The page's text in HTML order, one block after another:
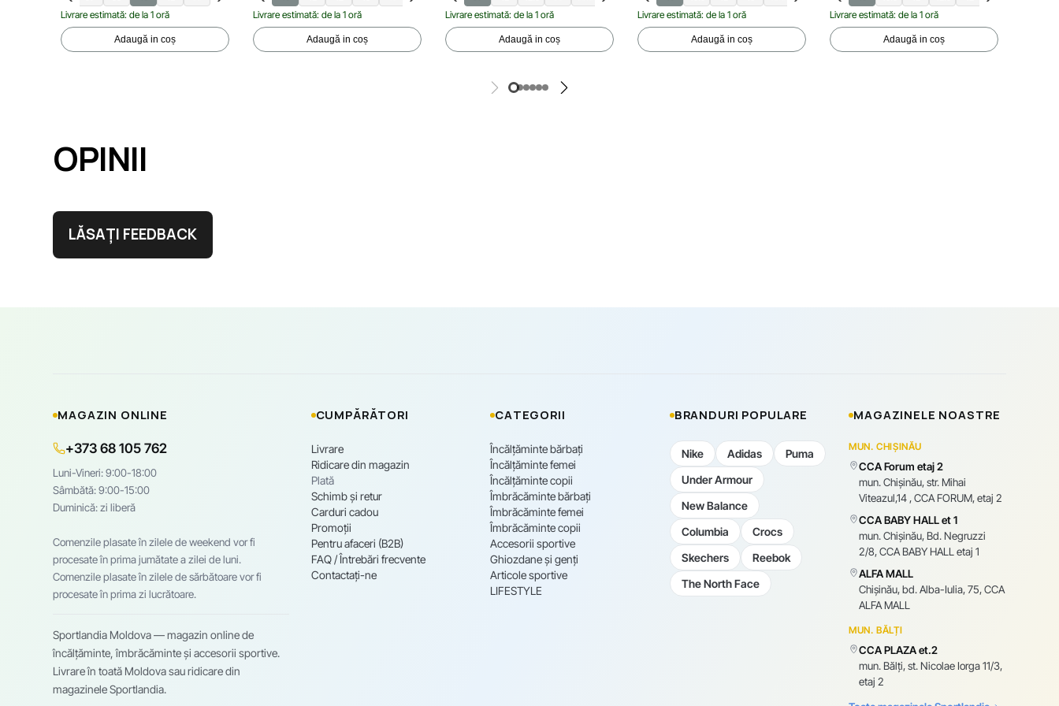
Livrare estimată: de la 1 oră
Adaugă in coș
Livrare estimată: de la 1 oră
Adaugă in coș
Livrare estimată: de la 1 oră
Adaugă in coș
Livrare estimată: de la 1 oră
Adaugă in coș
Livrare estimată: de la 1 oră
Adaugă in coș
OPINII
LĂSAȚI FEEDBACK
MAGAZIN ONLINE
+373 68 105 762
Luni-Vineri: 9:00-18:00
Sâmbătă: 9:00-15:00
Duminică: zi liberă
Comenzile plasate în zilele de weekend vor fi
procesate în prima jumătate a zilei de luni.
Comenzile plasate în zilele de sărbătoare vor fi
procesate în prima zi lucrătoare.
Sportlandia Moldova — magazin online de
încălțăminte, îmbrăcăminte și accesorii sportive.
Livrare în toată Moldova sau ridicare din
magazinele Sportlandia.
CUMPĂRĂTORI
Livrare
Ridicare din magazin
Plată
Schimb și retur
Carduri cadou
Promoții
Pentru afaceri (B2B)
FAQ / Întrebări frecvente
Contactați-ne
CATEGORII
Încălțăminte bărbați
Încălțăminte femei
Încălțăminte copii
Îmbrăcăminte bărbați
Îmbrăcăminte femei
Îmbrăcăminte copii
Accesorii sportive
Ghiozdane și genți
Articole sportive
LIFESTYLE
BRANDURI POPULARE
Nike Adidas
Puma
Under Armour
New Balance
Columbia
Crocs
Skechers
Reebok
The North Face
MAGAZINELE NOASTRE
MUN. CHIȘINĂU
CCA Forum etaj 2
mun. Chişinău, str. Mihai
Viteazul,14 , CCA FORUM, etaj 2
CCA BABY HALL et 1
mun. Chişinău, Bd. Negruzzi
2/8, CCA BABY HALL etaj 1
ALFA MALL
Chișinău, bd. Alba-Iulia, 75, CCA
ALFA MALL
MUN. BĂLȚI
CCA PLAZA et.2
mun. Bălți, st. Nicolae Iorga 11/3,
etaj 2